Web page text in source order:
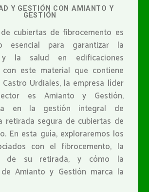
Y GESTIÓN CON AMIANTO Y
GESTIÓN
cubiertas de fibrocemento es
esencial para garantizar la
y la salud en edificaciones
con este material que contiene
Urdiales, la empresa líder
es Amianto y Gestión,
en la gestión integral de
retirada segura de cubiertas de
En esta guía, exploraremos los
con el fibrocemento, la
de su retirada, y cómo la
de Amianto y Gestión marca la